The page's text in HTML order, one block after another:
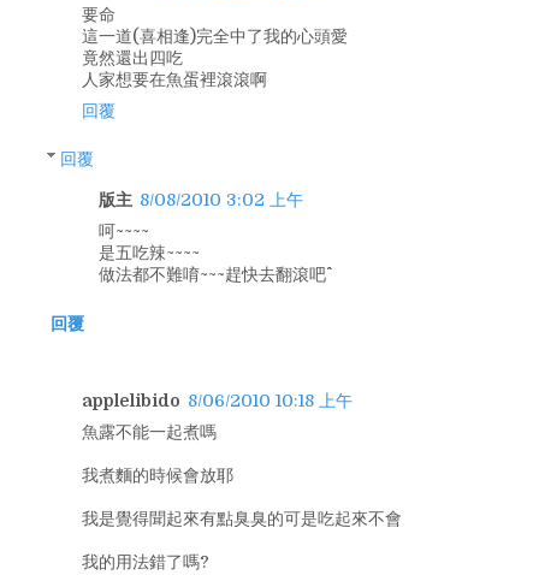
要命
這一道(喜相逢)完全中了我的心頭愛
竟然還出四吃
人家想要在魚蛋裡滾滾啊
回覆
回覆
版主 8/08/2010 3:02 上午
呵~~~~
是五吃辣~~~~
做法都不難唷~~~趕快去翻滾吧^^
回覆
applelibido 8/06/2010 10:18 上午
魚露不能一起煮嗎
我煮麵的時候會放耶
我是覺得聞起來有點臭臭的可是吃起來不會
我的用法錯了嗎?